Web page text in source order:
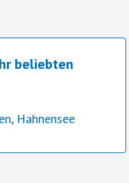
beliebten
Hahnensee